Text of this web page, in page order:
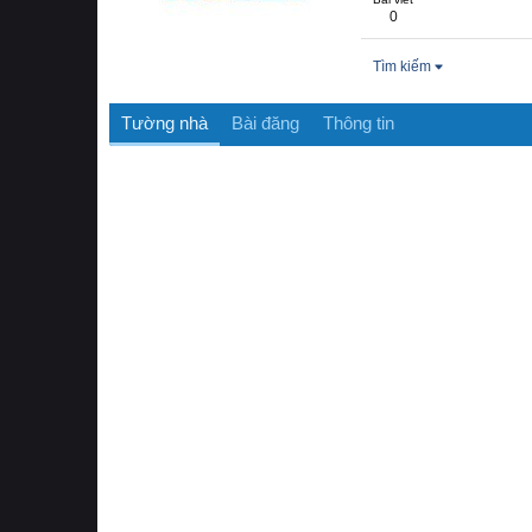
0
Tìm kiếm
Tường nhà Bài đăng Thông tin